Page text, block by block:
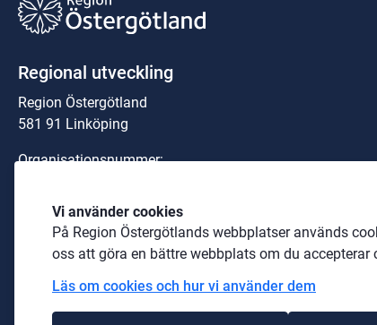
Vi använder cookies
På Region Östergötlands webbplatser används
oss att göra en bättre webbplats om du accepterar
Läs om cookies och hur vi använder dem
Regional utveckling
Region Östergötland
581 91 Linköping
Organisationsnummer:
Telefon: 010-103 00 00 (växel)
E-post: region@regionostergotland.se
Pressrum Länk till annan webbplats.